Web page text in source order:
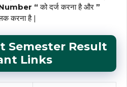
“ को दर्ज करना है और ”
करना है |
Semester Result
Links